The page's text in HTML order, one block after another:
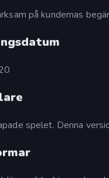
på kundernas
spelet. Denna